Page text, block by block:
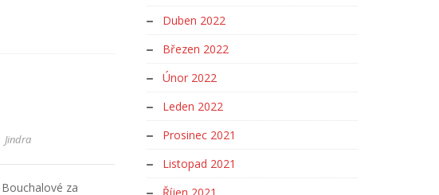
Jindra
za
Duben 2022
Březen 2022
Únor 2022
Leden 2022
Prosinec 2021
Listopad 2021